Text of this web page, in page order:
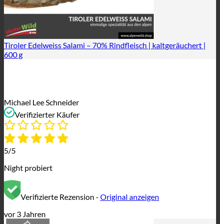
Tiroler Edelweiss Salami – 70% Rindfleisch | kaltgeräuchert |
600 g
Michael Lee Schneider
Verifizierter Käufer
5/5
Night probiert
Verifizierte Rezension - Original anzeigen
vor 3 Jahren